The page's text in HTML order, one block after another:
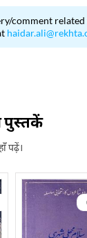
comment
पढ़ें।